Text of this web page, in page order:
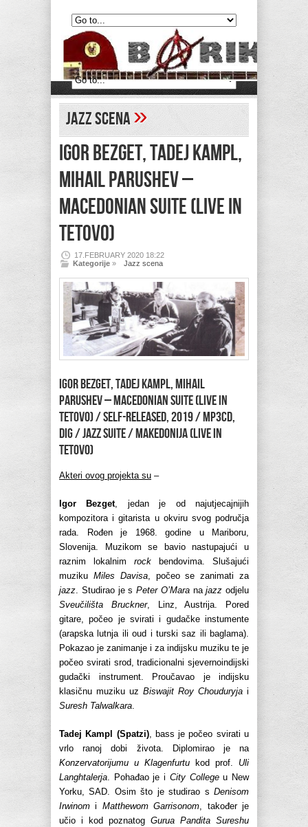
Jazz scena»
IGOR BEZGET, TADEJ KAMPL,
MIHAIL PARUSHEV –
Macedonian Suite (Live in
Tetovo)
17.FEBRUARY 2020 18:22
Kategorije » Jazz scena
IGOR BEZGET, TADEJ KAMPL, MIHAIL
PARUSHEV – Macedonian Suite (Live in
Tetovo) / Self-released, 2019 / mp3CD,
Dig / jazz suite / Makedonija (Live in
Tetovo)
Akteri ovog projekta su –
Igor Bezget, jedan je od najutjecajnijih
kompozitora i gitarista u okviru svog područja
rada. Rođen je 1968. godine u Mariboru,
Slovenija. Muzikom se bavio nastupajući u
raznim lokalnim rock bendovima. Slušajući
muziku Miles Davisa, počeo se zanimati za
jazz. Studirao je s Peter O’Maranajazz odjelu
Sveučilišta Bruckner, Linz, Austrija. Pored
gitare, počeo je svirati i gudačke instumente
(arapska lutnja ili oud i turski saz ili baglama).
Pokazao je zanimanje i za indijsku muziku te je
počeo svirati srod, tradicionalni sjevernoindijski
gudački instrument. Proučavao je indijsku
klasičnu muziku uz Biswajit Roy Chouduryja i
Suresh Talwalkara.
Tadej Kampl (Spatzi), bass je počeo svirati u
vrlo ranoj dobi života. Diplomirao je na
Konzervatorijumu u Klagenfurtu kod prof. Uli
Langhtalerja. Pohađao je i City Collegeu New
Yorku, SAD. Osim što je studirao s Denisom
Irwinom i Matthewom Garrisonom, također je
učio i kod poznatog Gurua Pandita Sureshu